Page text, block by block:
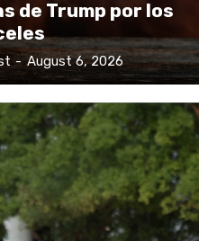
de Trump por los
- August 6, 2026